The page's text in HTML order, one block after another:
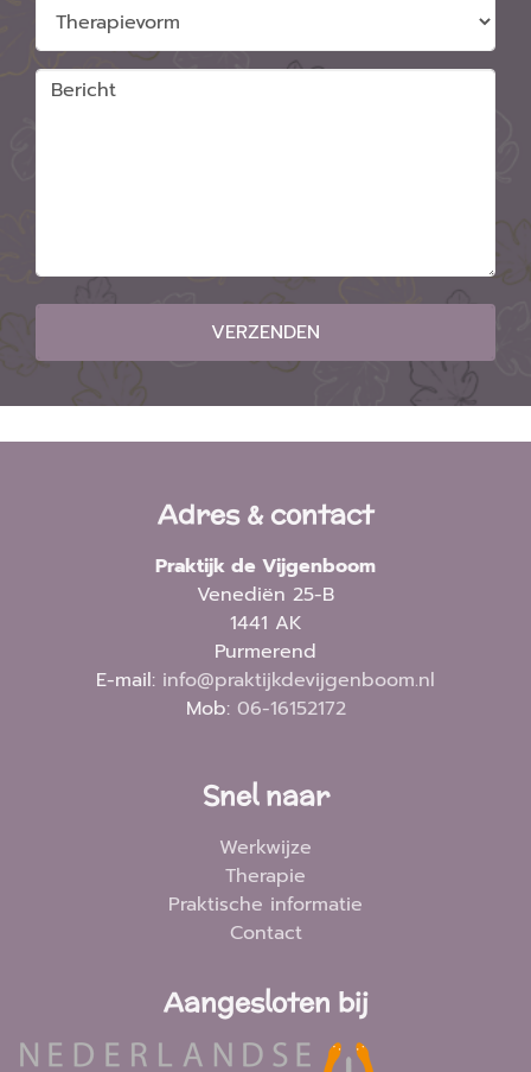
VERZENDEN
Adres & contact
Praktijk de Vijgenboom
Venediën 25-B
1441 AK
Purmerend
E-mail: info@praktijkdevijgenboom.nl
Mob: 06-16152172
Snel naar
Werkwijze
Therapie
Praktische informatie
Contact
Aangesloten bij